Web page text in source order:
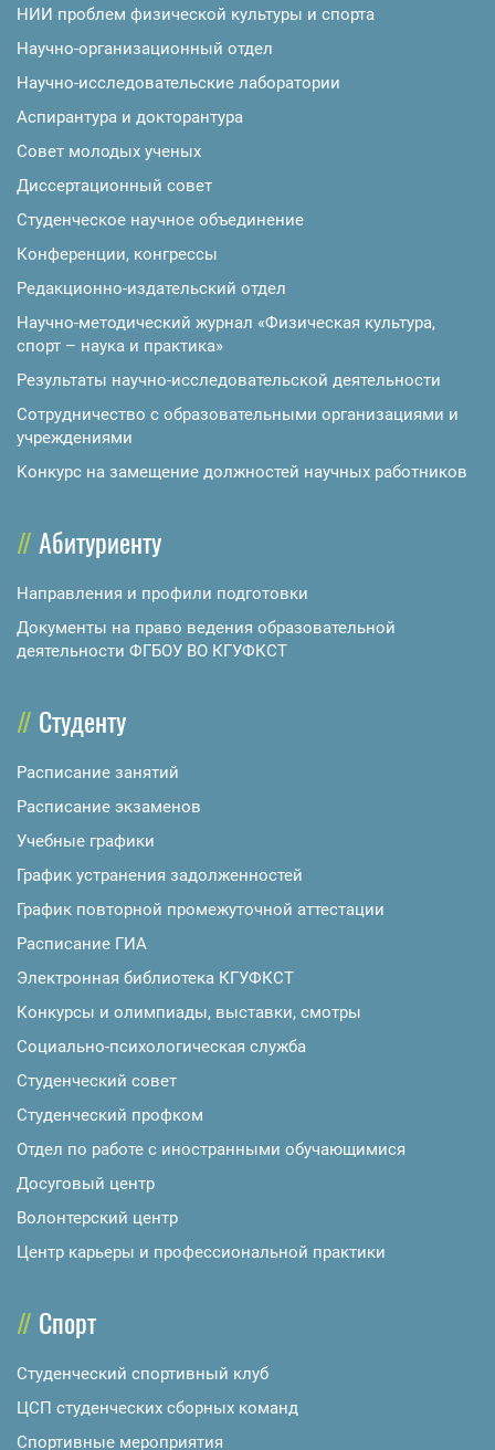
НИИ проблем физической культуры и спорта
Научно-организационный отдел
Научно-исследовательские лаборатории
Аспирантура и докторантура
Совет молодых ученых
Диссертационный совет
Студенческое научное объединение
Конференции, конгрессы
Редакционно-издательский отдел
Научно-методический журнал «Физическая культура,
спорт – наука и практика»
Результаты научно-исследовательской деятельности
Сотрудничество с образовательными организациями и
учреждениями
Конкурс на замещение должностей научных работников
Абитуриенту
Направления и профили подготовки
Документы на право ведения образовательной
деятельности ФГБОУ ВО КГУФКСТ
Студенту
Расписание занятий
Расписание экзаменов
Учебные графики
График устранения задолженностей
График повторной промежуточной аттестации
Расписание ГИА
Электронная библиотека КГУФКСТ
Конкурсы и олимпиады, выставки, смотры
Социально-психологическая служба
Студенческий совет
Студенческий профком
Отдел по работе с иностранными обучающимися
Досуговый центр
Волонтерский центр
Центр карьеры и профессиональной практики
Спорт
Студенческий спортивный клуб
ЦСП студенческих сборных команд
Спортивные мероприятия